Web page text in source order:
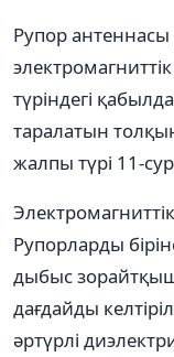
Рупор
түріндегі
таралатын
жалпы түрі 11-
Рупорларды
дыбыс
дағдайды
әртүрлі